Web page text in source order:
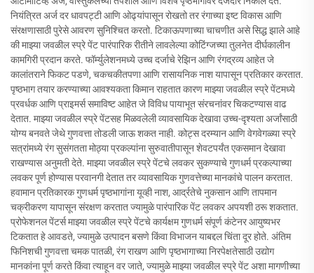
नियंत्रित अर्ज दर धावपट्टी आणि ओढ्यांपासून रोखतो तर रंगाच्या इष्ट विकास आणि
संरक्षणासाठी पुरेसे आवरण सुनिश्चित करतो. टिकाऊपणाच्या चाचणीत असे सिद्ध झाले आहे
की माझ्या जवळील स्प्रे पेंट पारंपारिक रीतीने लावलेल्या कोटिंग्जच्या तुलनेत दीर्घकालीन
कामगिरी प्रदान करते. फॉर्म्युलेशनमध्ये उच्च दर्जाचे रेझिन आणि रंगद्रव्य आहेत जे
कालांतराने फिकट पडणे, चकचकीतपणा आणि रासायनिक नाश यापासून प्रतिकार करतात.
पृष्ठभाग तयार करण्याच्या आवश्यकता किमान राहतात कारण माझ्या जवळील स्प्रे पेंटमध्ये
प्रवर्धक आणि प्राइमर्स समाविष्ट आहेत जे विविध पायाभूत संरचनांवर चिकटण्यास वाढ
देतात. माझ्या जवळील स्प्रे पेंटसह मिळवलेली व्यावसायिक देखावा उच्च-दृश्यता अर्जांसाठी
योग्य बनवते जेथे गुणवत्ता तोडली जाऊ शकत नाही. कोट्स दरम्यान आणि वेगवेगळ्या स्प्रे
सत्रांमध्ये रंग सुसंगतता मोठ्या प्रकल्पांना सुरुवातीपासून शेवटपर्यंत एकसमान देखावा
राखण्यास अनुमती देते. माझ्या जवळील स्प्रे पेंटचे लवकर सुकण्याचे गुणधर्म प्रकल्पाच्या
लवकर पूर्ण होण्यास परवानगी देतात तर व्यावसायिक गुणवत्तेच्या मानकांचे पालन करतात.
हवामान प्रतिकारक गुणधर्म पृष्ठभागांना यूव्ही नाश, आर्द्रतेचे नुकसान आणि तापमान
चक्रीकरण यापासून संरक्षण करतात ज्यामुळे पारंपारिक पेंट लवकर अपयशी ठरू शकतात.
प्रोफेशनल पेंटर्स माझ्या जवळील स्प्रे पेंटचे कार्यक्षम गुणधर्म संपूर्ण कंटेनर आयुष्यभर
टिकतात हे आवडते, ज्यामुळे उत्पादन बसणे किंवा विभाजन याबद्दल चिंता दूर होते. अंतिम
फिनिशची गुणवत्ता चमक पातळी, रंग राखण आणि पृष्ठभागाच्या निरपेक्षतेसाठी उद्योग
मानकांना पूर्ण करते किंवा त्याहून वर जाते, ज्यामुळे माझ्या जवळील स्प्रे पेंट अशा मागणीच्या